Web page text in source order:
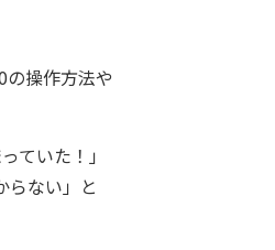
操作方法や
ていた！」
らない」と